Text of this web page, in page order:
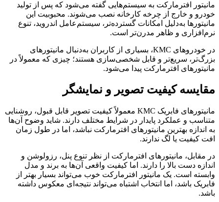
مانیتور افترمارکت به سیستم‌هایی گفته می‌شود که پس از تولید
خودرو و خارج از چرخه کارخانه نصب می‌شوند. محبوبیت این
مانیتورها به‌دلیل امکانات گسترده‌تر، سیستم‌عامل اندروید، تنوع
نرم‌افزاری و ظاهر مدرن‌تر است.
در خودروهای KMC، بسیاری از کاربران به‌دنبال مانیتورهای
بزرگ‌تر، سریع‌تر و قابل شخصی‌سازی هستند؛ چیزی که معمولاً در
مانیتورهای افترمارکت پیدا می‌شود.
مقایسه کیفیت تصویر و نمایشگر
مانیتورهای فابریک KMC معمولاً کیفیت تصویر قابل قبول، روشنایی
متناسب و عملکرد پایدار در شرایط مختلف دارند. شاید وضوح آن‌ها
به اندازه بهترین مانیتورهای افترمارکت نباشد، اما در طول زمان
افت کیفیت یا لگ ندارند.
در مقابل، مانیتورهای افترمارکت از نظر تنوع پنل، رزولوشن و
اندازه دست بالا را دارند. اما کیفیت واقعی آن‌ها به برند و مدل
وابسته است. یک مانیتور افترمارکت خوب می‌تواند بسیار بهتر از
فابریک باشد، اما انتخاب اشتباه می‌تواند نتیجه‌ای معکوس داشته
باشد.